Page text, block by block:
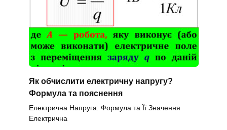
Як обчислити електричну напругу?
Формула та пояснення
Електрична Напруга: Формула та Її Значення
Електрична